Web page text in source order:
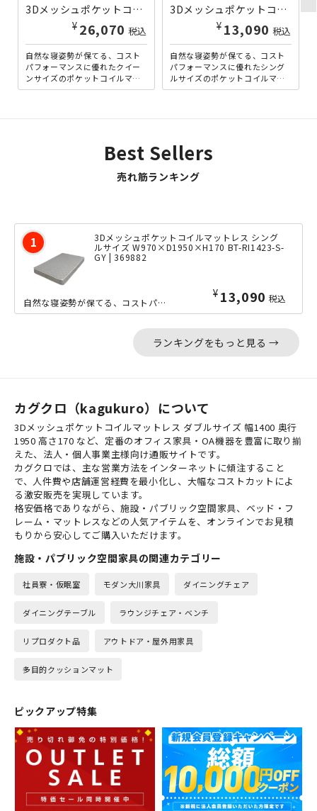
3Dメッシュポケットコイルマットレス クイーンサイズ W1600×D1950×H170 BT-RI1423-Q-GY | 369885
¥ 26,070 税込
自然な寝姿勢が保てる、コスト
パフォーマンスに優れたクイー
ンサイズのポケットコイルマッ
トレスです。身体を点で支える
3Dメッシュポケットコイルマットレス シングルサイズ W970×D1950×H170 BT-RI1423-S-GY | 369882
¥ 13,090 税込
自然な寝姿勢が保てる、コスト
パフォーマンスに優れたシング
ルサイズのポケットコイルマッ
トレスです。身体を点で支える
Best Sellers
売れ筋ランキング
3Dメッシュポケットコイルマットレス シング
ルサイズ W970×D1950×H170 BT-RI1423-S-
GY | 369882
¥ 13,090 税込
自然な寝姿勢が保てる、コストパフォーマンスに優れたシングルサイズのポケットコイル...
ランキングをもっと見る →
カグクロ（kagukuro）について
3Dメッシュポケットコイルマットレス ダブルサイズ 幅1400 奥行
1950 高さ170 など、定番のオフィス家具・OA機器を豊富に取り揃
えた、法人・個人事業主様向け通販サイトです。
カグクロでは、主な営業方法をインターネットに傾注すること
で、人件費や店舗運営経費を最小化し、大幅なコストカットによ
る激安販売を実現しています。
格安価格でありながら、施設・パブリック空間家具、ベッド・フ
レーム・マットレスなどの人気アイテムを、オンラインでお見積
もりから安心してご購入いただけます。
施設・パブリック空間家具の関連カテゴリー
社員寮・仮眠室 モダン大川家具 ダイニングチェア
ダイニングテーブル ラウンジチェア・ベンチ
リプロダクト品 アウトドア・屋外用家具
多目的クッションマット
ピックアップ特集